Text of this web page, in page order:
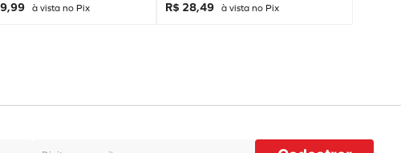
à vista no Pix R$ 28,49 à vista no Pix